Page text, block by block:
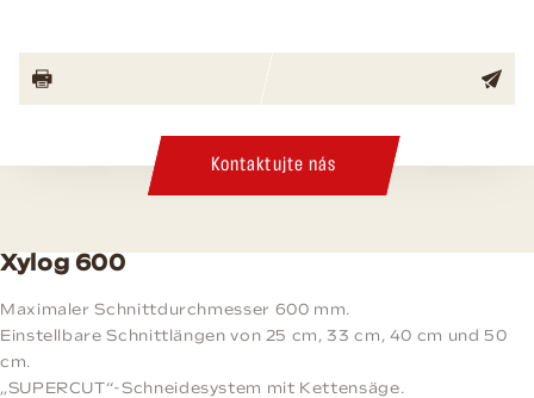
Kontaktujte nás
Xylog 600
Maximaler Schnittdurchmesser 600 mm.
Einstellbare Schnittlängen von 25 cm, 33 cm, 40 cm und 50
cm.
„SUPERCUT“-Schneidesystem mit Kettensäge.